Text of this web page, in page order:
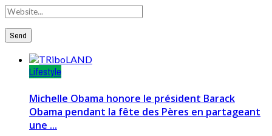
Lifestyle
Michelle Obama honore le président Barack
Obama pendant la fête des Pères en partageant
une ...